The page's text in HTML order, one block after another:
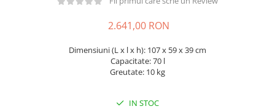
2.641,00 RON
Dimensiuni (L x l x h): 107 x 59 x 39 cm
Capacitate: 70 l
Greutate: 10 kg
IN STOC